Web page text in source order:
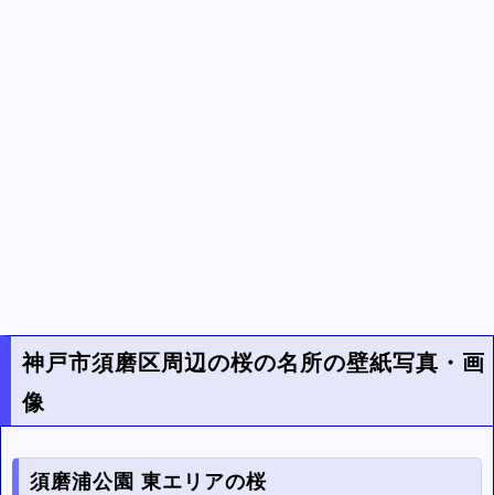
神戸市須磨区周辺の桜の名所の壁紙写真・画
像
須磨浦公園 東エリアの桜